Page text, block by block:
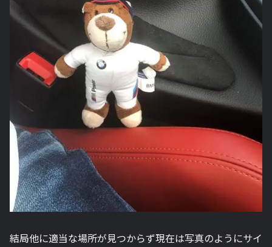
結局他に適当な場所が見つからず現在は写真のようにサイ